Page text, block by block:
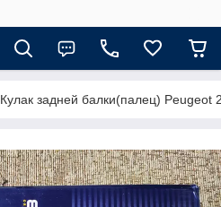
Кулак задней балки(палец) Peugeot